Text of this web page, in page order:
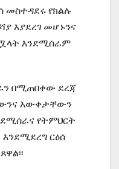
መስተዳደሩ የክልሉ
እያደረገ መሆኑንና
እንደሚሰራም
በሚጠበቀው ደረጃ
እውቀታቸውን
የትምህርት
ርዕሰ